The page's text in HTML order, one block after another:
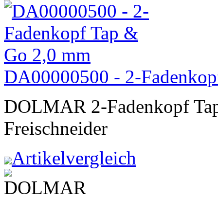
DA00000500 - 2-
DOLMAR 2-Fadenkopf
Freischneider
Artikelvergleich